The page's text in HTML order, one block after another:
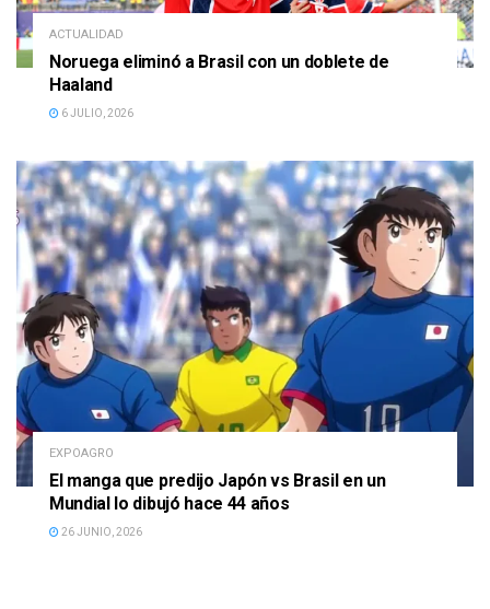
ACTUALIDAD
Noruega eliminó a Brasil con un doblete de
Haaland
6 JULIO, 2026
EXPOAGRO
El manga que predijo Japón vs Brasil en un
Mundial lo dibujó hace 44 años
26 JUNIO, 2026